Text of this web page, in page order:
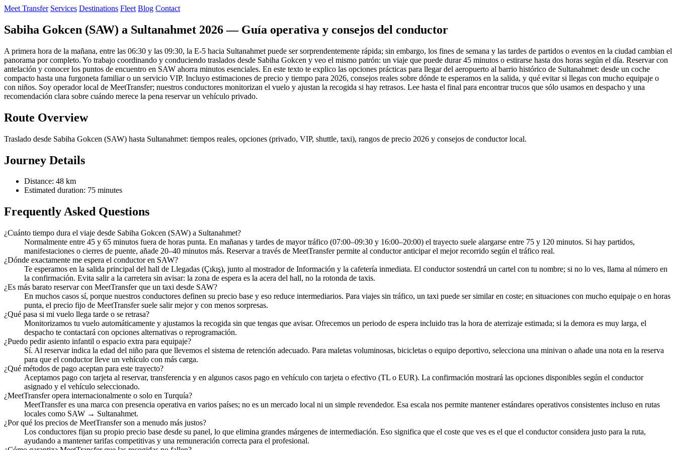
Meet Transfer Services Destinations Fleet Blog Contact
Sabiha Gokcen (SAW) a Sultanahmet 2026 — Guía operativa y consejos del conductor
A primera hora de la mañana, entre las 06:30 y las 09:30, la E-5 hacia Sultanahmet puede ser sorprendentemente rápida; sin embargo, los fines de semana y las tardes de partidos o eventos en la ciudad cambian el
panorama por completo. Yo trabajo coordinando y conduciendo traslados desde Sabiha Gokcen y veo el mismo patrón: un viaje que puede durar 45 minutos o estirarse hasta dos horas según el día. Reservar con
antelación y conocer los puntos de encuentro en SAW ahorra minutos esenciales. En este texto te explico las opciones prácticas para llegar del aeropuerto al barrio histórico de Sultanahmet: desde un coche
compacto hasta una furgoneta familiar o un servicio VIP. Incluyo estimaciones de precio y tiempo para 2026, consejos reales sobre dónde te esperamos en la salida, y qué evitar si llegas con mucho equipaje o
con niños. Soy operador local de MeetTransfer; nuestros conductores monitorizan el vuelo y ajustan la recogida si hay retrasos. Lee hasta el final para encontrar trucos que sólo usamos en despacho y una
recomendación clara sobre cuándo merece la pena reservar un vehículo privado.
Route Overview
Traslado desde Sabiha Gokcen (SAW) hasta Sultanahmet: tiempos reales, opciones (privado, VIP, shuttle, taxi), rangos de precio 2026 y consejos de conductor local.
Journey Details
Distance: 48 km
Estimated duration: 75 minutes
Frequently Asked Questions
¿Cuánto tiempo dura el viaje desde Sabiha Gokcen (SAW) a Sultanahmet?
Normalmente entre 45 y 65 minutos fuera de horas punta. En mañanas y tardes de mayor tráfico (07:00–09:30 y 16:00–20:00) el trayecto suele alargarse entre 75 y 120 minutos. Si hay partidos,
manifestaciones o cierres de puente, añade 20–40 minutos más. Reservar a través de MeetTransfer permite al conductor anticipar el mejor recorrido según el tráfico real.
¿Dónde exactamente me espera el conductor en SAW?
Te esperamos en la salida principal del hall de Llegadas (Çıkış), junto al mostrador de Información y la cafetería inmediata. El conductor sostendrá un cartel con tu nombre; si no lo ves, llama al número en
la confirmación. Evita salir a la carretera sin avisar: la zona de espera es la acera del hall, no la rotonda de taxis.
¿Es más barato reservar con MeetTransfer que un taxi desde SAW?
En muchos casos sí, porque nuestros conductores definen su precio base y eso reduce intermediarios. Para viajes sin tráfico, un taxi puede ser similar en coste; en situaciones con mucho equipaje o en horas
punta, el precio fijo de MeetTransfer suele salir mejor y con menos sorpresas.
¿Qué pasa si mi vuelo llega tarde o se retrasa?
Monitorizamos tu vuelo automáticamente y ajustamos la recogida sin que tengas que avisar. Ofrecemos un periodo de espera incluido tras la hora de aterrizaje estimada; si la demora es muy larga, el
despacho te contactará con opciones alternativas o reprogramación.
¿Puedo pedir asiento infantil o espacio extra para equipaje?
Sí. Al reservar indica la edad del niño para que llevemos el sistema de retención adecuado. Para maletas voluminosas, bicicletas o equipo deportivo, selecciona una minivan o añade una nota en la reserva
para que el conductor lleve un vehículo con más carga.
¿Qué métodos de pago aceptan para este trayecto?
Aceptamos pago con tarjeta al reservar, transferencia y en algunos casos pago en vehículo con tarjeta o efectivo (TL o EUR). La confirmación mostrará las opciones disponibles según el conductor
asignado y el vehículo seleccionado.
¿MeetTransfer opera internacionalmente o solo en Turquía?
MeetTransfer es una marca con presencia operativa en varios países; no es un mercado local ni un simple revendedor. Esa escala nos permite mantener estándares operativos consistentes incluso en rutas
locales como SAW → Sultanahmet.
¿Por qué los precios de MeetTransfer son a menudo más justos?
Los conductores fijan su propio precio base desde su panel, lo que elimina grandes márgenes de intermediación. Eso significa que el coste que ves es el que el conductor considera justo para la ruta,
ayudando a mantener tarifas competitivas y una remuneración correcta para el profesional.